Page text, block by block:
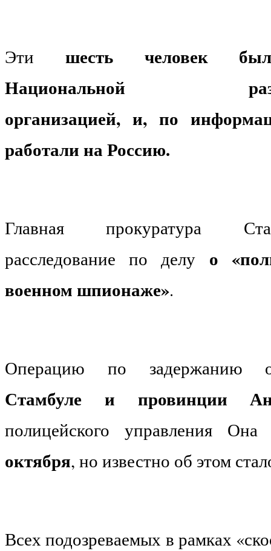
Эти шесть человек
Национальной
организацией, и, по
работали на Россию.
Главная прокуратура
расследование по делу о
военном шпионаже».
Операцию по задержанию
Стамбуле и провинции
полицейского управления
октября, но известно об этом
Всех подозреваемых в рамках